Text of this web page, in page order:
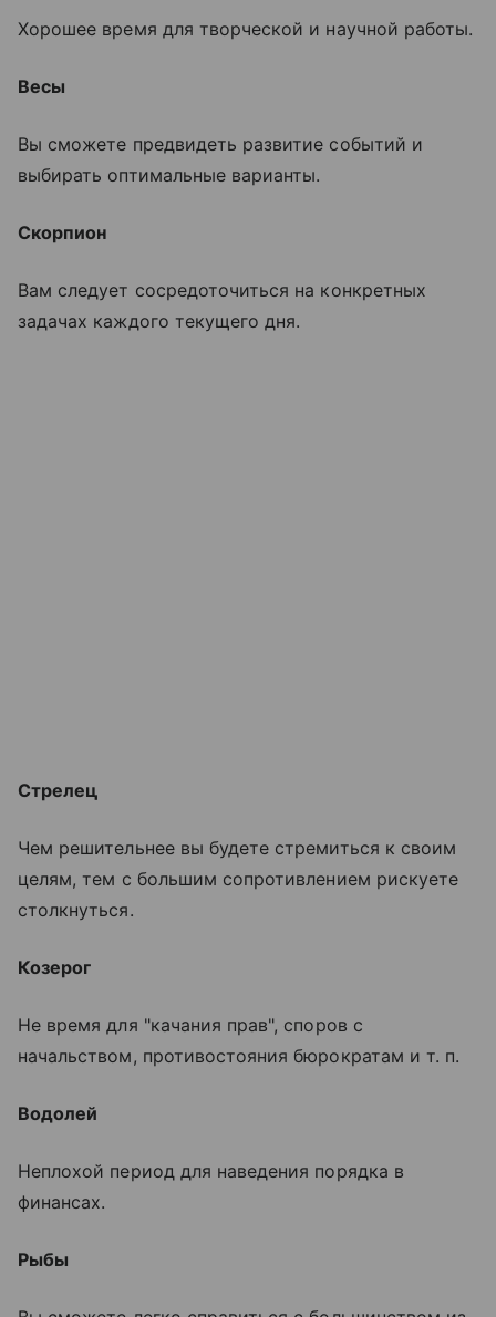
Хорошее время для творческой и научной работы.
Весы
Вы сможете предвидеть развитие событий и
выбирать оптимальные варианты.
Скорпион
Вам следует сосредоточиться на конкретных
задачах каждого текущего дня.
Стрелец
Чем решительнее вы будете стремиться к своим
целям, тем с большим сопротивлением рискуете
столкнуться.
Козерог
Не время для "качания прав", споров с
начальством, противостояния бюрократам и т. п.
Водолей
Неплохой период для наведения порядка в
финансах.
Рыбы